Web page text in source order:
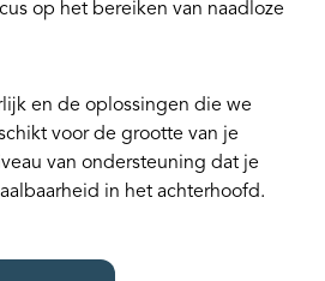
op het bereiken van naadloze
en de oplossingen die we
voor de grootte van je
van ondersteuning dat je
in het achterhoofd.